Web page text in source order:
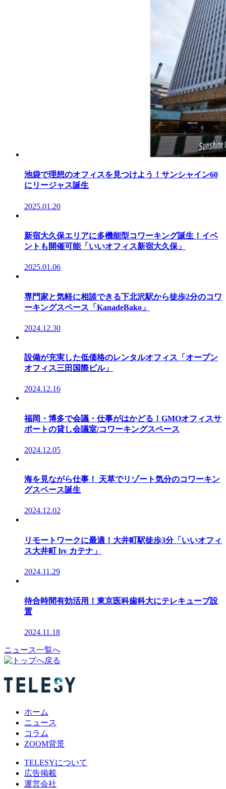
池袋で理想のオフィスを見つけよう！サンシャイン60
にリージャス誕生
2025.01.20
新宿大久保エリアに多機能型コワーキング誕生！イベ
ントも開催可能「いいオフィス新宿大久保」
2025.01.06
専門家と気軽に相談できる下北沢駅から徒歩2分のコワ
ーキングスペース「KanadeBako」
2024.12.30
設備が充実した低価格のレンタルオフィス「オープン
オフィス三田国際ビル」
2024.12.16
福岡・博多で会議・仕事がはかどる！GMOオフィスサ
ポートの貸し会議室/コワーキングスペース
2024.12.05
海を見ながら仕事！ 天草でリゾート気分のコワーキン
グスペース誕生
2024.12.02
リモートワークに最適！大井町駅徒歩3分「いいオフィ
ス大井町 by カテナ」
2024.11.29
待合時間有効活用！東京医科歯科大にテレキューブ設
置
2024.11.18
ニュース一覧へ
ホーム
ニュース
コラム
ZOOM背景
TELESYについて
広告掲載
運営会社